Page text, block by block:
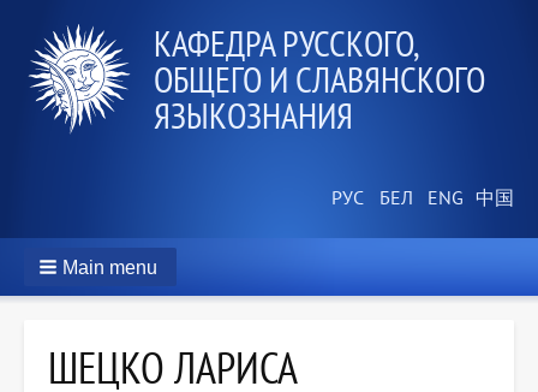
КАФЕДРА РУССКОГО,
ОБЩЕГО И СЛАВЯНСКОГО
ЯЗЫКОЗНАНИЯ
Main menu
ШЕЦКО ЛАРИСА